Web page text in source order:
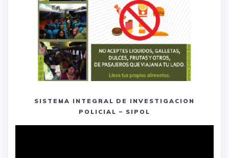
SISTEMA INTEGRAL DE INVESTIGACION
POLICIAL – SIPOL